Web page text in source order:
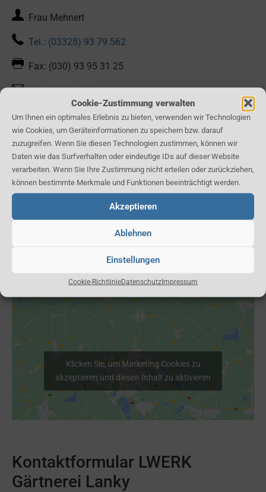
Cookie-Zustimmung verwalten
Um Ihnen ein optimales Erlebnis zu bieten, verwenden wir Technologien
wie Cookies, um Geräteinformationen zu speichern bzw. darauf
zuzugreifen. Wenn Sie diesen Technologien zustimmen, können wir
Daten wie das Surfverhalten oder eindeutige IDs auf dieser Website
verarbeiten. Wenn Sie Ihre Zustimmung nicht erteilen oder zurückziehen,
können bestimmte Merkmale und Funktionen beeinträchtigt werden.
Akzeptieren
Ablehnen
Einstellungen
Cookie-RichtlinieDatenschutzImpressum
Frau Mehnert
Tel.: (03328) 93 79 562
Fax: (030) 93 95 31 25
Kontaktformular
Unsere Leistungen:
Floristik modern bis klassisch für jeden Anlass
Zimmerpflanzen und Exoten
Garten- und Balkonpflanzen
Stauden und Gehölze
Garten- und Landschaftsbau
Klicken Sie, um Marketing Cookies zu
akzeptieren und diesen Inhalt zu aktivieren
Kontaktformular LWERK
Gärtnerei Lanky